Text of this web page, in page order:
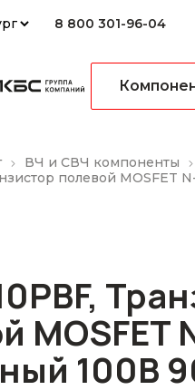
8 800 301-96-04
ВЧ и СВЧ компоненты
полевой MOSFET
MOSFET
100В